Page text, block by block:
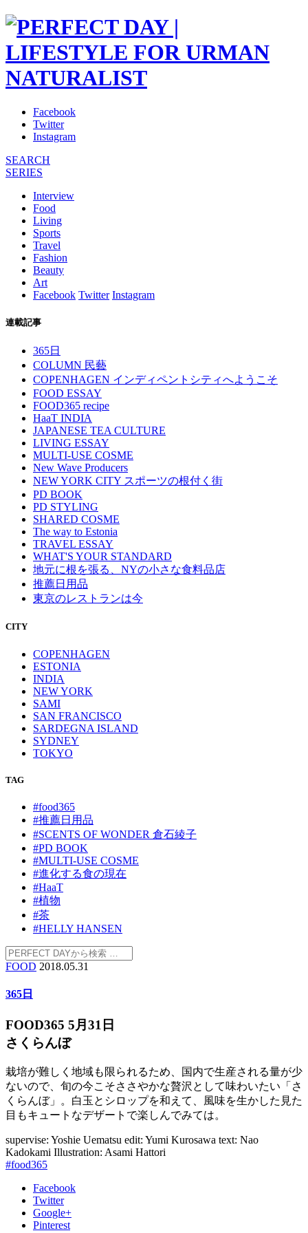
Facebook
Twitter
Instagram
SEARCH
SERIES
Interview
Food
Living
Sports
Travel
Fashion
Beauty
Art
Facebook Twitter Instagram
連載記事
365日
COLUMN 民藝
COPENHAGEN インディペントシティへようこそ
FOOD ESSAY
FOOD365 recipe
HaaT INDIA
JAPANESE TEA CULTURE
LIVING ESSAY
MULTI-USE COSME
New Wave Producers
NEW YORK CITY スポーツの根付く街
PD BOOK
PD STYLING
SHARED COSME
The way to Estonia
TRAVEL ESSAY
WHAT'S YOUR STANDARD
地元に根を張る、NYの小さな食料品店
推薦日用品
東京のレストランは今
CITY
COPENHAGEN
ESTONIA
INDIA
NEW YORK
SAMI
SAN FRANCISCO
SARDEGNA ISLAND
SYDNEY
TOKYO
TAG
#food365
#推薦日用品
#SCENTS OF WONDER 倉石綾子
#PD BOOK
#MULTI-USE COSME
#進化する食の現在
#HaaT
#植物
#茶
#HELLY HANSEN
FOOD 2018.05.31
365日
FOOD365 5月31日
さくらんぼ
栽培が難しく地域も限られるため、国内で生産される量が少
ないので、旬の今こそささやかな贅沢として味わいたい「さ
くらんぼ」。白玉とシロップを和えて、風味を生かした見た
目もキュートなデザートで楽しんでみては。
supervise: Yoshie Uematsu edit: Yumi Kurosawa text: Nao
Kadokami Illustration: Asami Hattori
#food365
Facebook
Twitter
Google+
Pinterest